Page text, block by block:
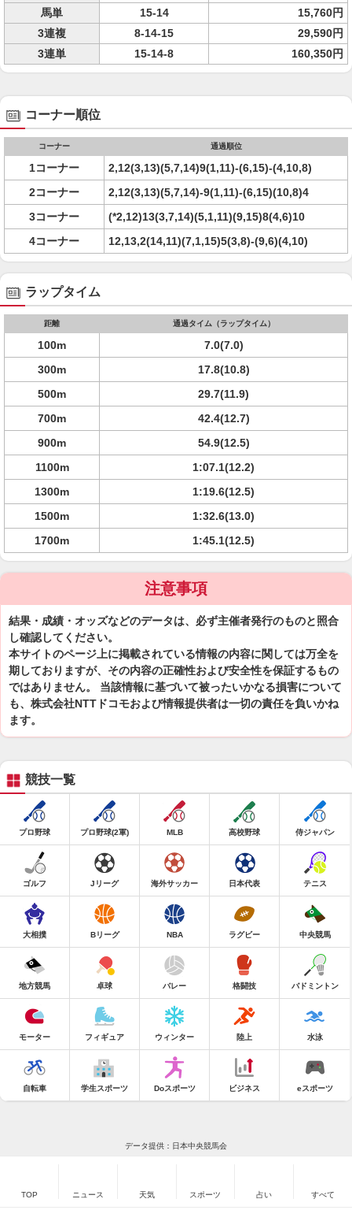
馬単
15-14
15,760円
3連複
8-14-15
29,590円
3連単
15-14-8 160,350円
コーナー順位
コーナー 通過順位
1コーナー
2,12(3,13)(5,7,14)9(1,11)-(6,15)-(4,10,8)
2コーナー
2,12(3,13)(5,7,14)-9(1,11)-(6,15)(10,8)4
3コーナー
(*2,12)13(3,7,14)(5,1,11)(9,15)8(4,6)10
4コーナー
12,13,2(14,11)(7,1,15)5(3,8)-(9,6)(4,10)
ラップタイム
距離 通過タイム（ラップタイム）
100m
7.0(7.0)
300m
17.8(10.8)
500m
29.7(11.9)
700m
42.4(12.7)
900m
54.9(12.5)
1100m
1:07.1(12.2)
1300m
1:19.6(12.5)
1500m
1:32.6(13.0)
1700m
1:45.1(12.5)
注意事項
結果・成績・オッズなどのデータは、必ず主催者発行のものと照合
し確認してください。
本サイトのページ上に掲載されている情報の内容に関しては万全を
期しておりますが、その内容の正確性および安全性を保証するもの
ではありません。 当該情報に基づいて被ったいかなる損害について
も、株式会社NTTドコモおよび情報提供者は一切の責任を負いかね
ます。
競技一覧
プロ野球 プロ野球(2軍) MLB 高校野球 侍ジャパン
ゴルフ Jリーグ 海外サッカー 日本代表 テニス
大相撲 Bリーグ NBA ラグビー 中央競馬
地方競馬 卓球 バレー 格闘技 バドミントン
モーター フィギュア ウィンター 陸上 水泳
自転車 学生スポーツ Doスポーツ ビジネス eスポーツ
データ提供：日本中央競馬会
TOP ニュース 天気 スポーツ 占い すべて